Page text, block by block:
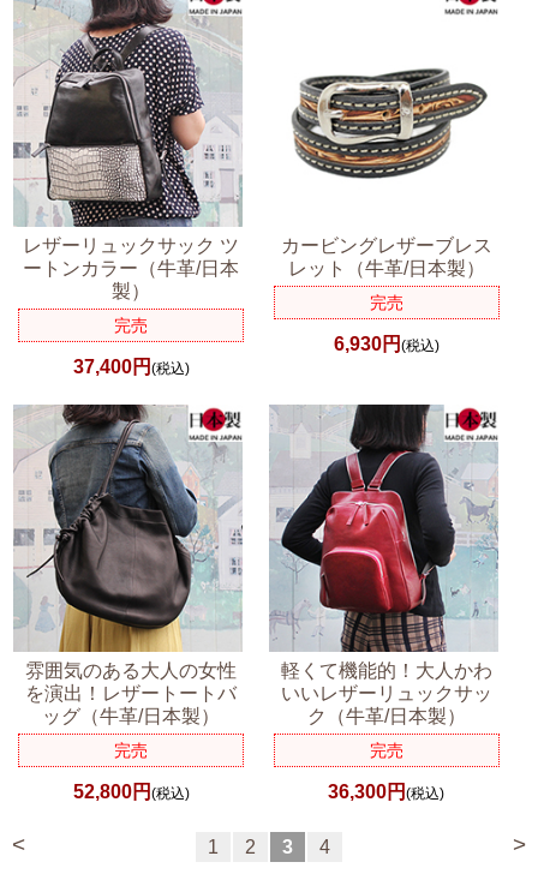
レザーリュックサック ツ
ートンカラー（牛革/日本
製）
完売
37,400円 (税込)
カービングレザーブレス
レット（牛革/日本製）
完売
6,930円 (税込)
雰囲気のある大人の女性
を演出！レザートートバ
ッグ（牛革/日本製）
完売
52,800円 (税込)
軽くて機能的！大人かわ
いいレザーリュックサッ
ク（牛革/日本製）
完売
36,300円(税込)
< >
1 2 3 4